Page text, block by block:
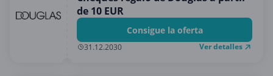
de 10 EUR
Consigue la oferta
31.12.2030 Ver detalles